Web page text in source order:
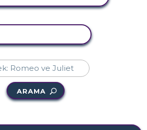
ARAMA